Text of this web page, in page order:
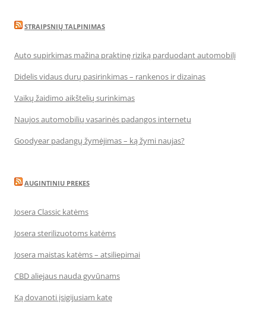
STRAIPSNIŲ TALPINIMAS
Auto supirkimas mažina praktinę riziką parduodant automobilį
Didelis vidaus durų pasirinkimas – rankenos ir dizainas
Vaikų žaidimo aikštelių surinkimas
Naujos automobilių vasarinės padangos internetu
Goodyear padangų žymėjimas – ką žymi naujas?
AUGINTINIU PREKES
Josera Classic katėms
Josera sterilizuotoms katėms
Josera maistas katėms – atsiliepimai
CBD aliejaus nauda gyvūnams
Ką dovanoti įsigijusiam katę